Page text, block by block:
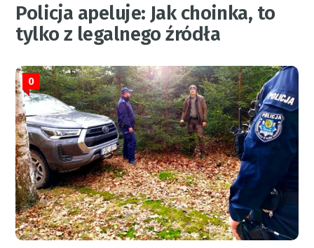
Policja apeluje: Jak choinka, to
tylko z legalnego źródła
0